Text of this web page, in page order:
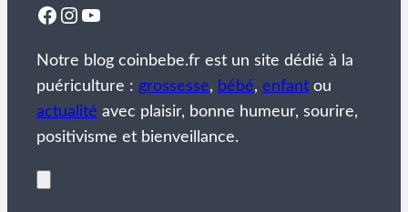
Facebook
Instagram
YouTube
Notre blog coinbebe.fr est un site dédié à la
puériculture : grossesse, bébé, enfant ou
actualité avec plaisir, bonne humeur, sourire,
positivisme et bienveillance.